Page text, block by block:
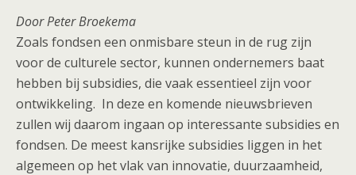
Door Peter Broekema
Zoals fondsen een onmisbare steun in de rug zijn
voor de culturele sector, kunnen ondernemers baat
hebben bij subsidies, die vaak essentieel zijn voor
ontwikkeling. In deze en komende nieuwsbrieven
zullen wij daarom ingaan op interessante subsidies en
fondsen. De meest kansrijke subsidies liggen in het
algemeen op het vlak van innovatie, duurzaamheid,